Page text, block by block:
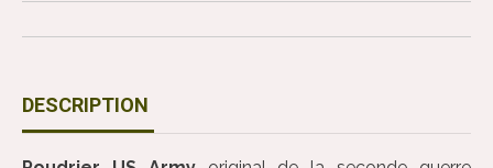
DESCRIPTION